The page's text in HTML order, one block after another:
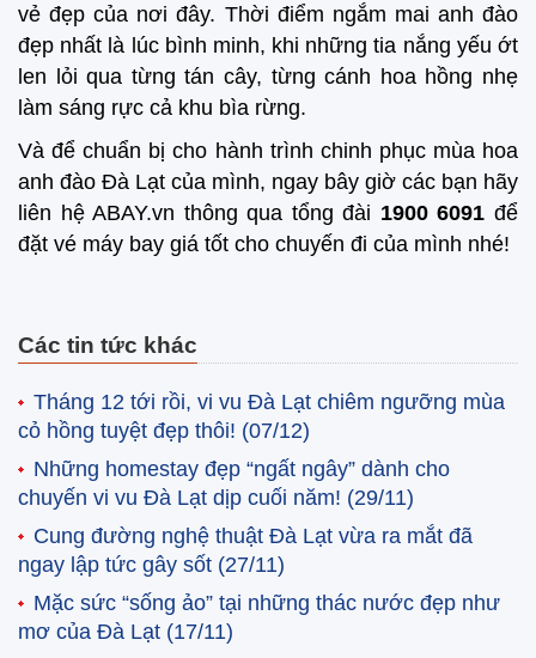
vẻ đẹp của nơi đây. Thời điểm ngắm mai anh đào
đẹp nhất là lúc bình minh, khi những tia nắng yếu ớt
len lỏi qua từng tán cây, từng cánh hoa hồng nhẹ
làm sáng rực cả khu bìa rừng.
Và để chuẩn bị cho hành trình chinh phục mùa hoa
anh đào Đà Lạt của mình, ngay bây giờ các bạn hãy
liên hệ ABAY.vn thông qua tổng đài 1900 6091 để
đặt vé máy bay giá tốt cho chuyến đi của mình nhé!
Các tin tức khác
Tháng 12 tới rồi, vi vu Đà Lạt chiêm ngưỡng mùa
cỏ hồng tuyệt đẹp thôi! (07/12)
Những homestay đẹp “ngất ngây” dành cho
chuyến vi vu Đà Lạt dịp cuối năm! (29/11)
Cung đường nghệ thuật Đà Lạt vừa ra mắt đã
ngay lập tức gây sốt (27/11)
Mặc sức “sống ảo” tại những thác nước đẹp như
mơ của Đà Lạt (17/11)